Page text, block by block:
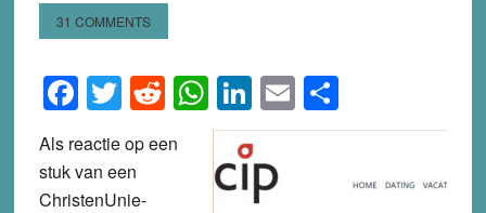
31 COMMENTS
Facebook
Twitter
Reddit
WhatsApp
LinkedIn
EmailShare
Als reactie op een
stuk van een
ChristenUnie-